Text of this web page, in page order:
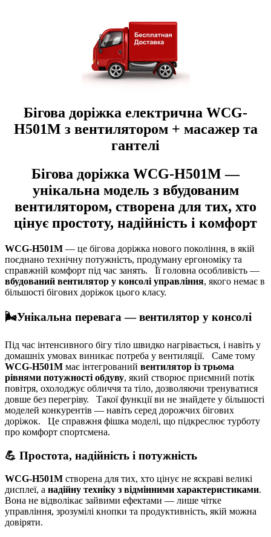
Бігова доріжка електрична WCG-
H501M з вентилятором + масажер та
гантелі
Бігова доріжка WCG-H501M —
унікальна модель з вбудованим
вентилятором, створена для тих, хто
цінує простоту, надійність і комфорт
WCG-H501M — це бігова доріжка нового покоління, в якій
поєднано технічну потужність, продуману ергономіку та
справжній комфорт під час занять. Її головна особливість —
вбудований вентилятор у консолі управління, якого немає в
більшості бігових доріжок цього класу.
🌬Унікальна перевага — вентилятор у консолі
Під час інтенсивного бігу тіло швидко нагрівається, і навіть у
домашніх умовах виникає потреба у вентиляції. Саме тому
WCG-H501M має інтегрований вентилятор із трьома
рівнями потужності обдуву, який створює приємний потік
повітря, охолоджує обличчя та тіло, дозволяючи тренуватися
довше без перегріву. Такої функції ви не знайдете у більшості
моделей конкурентів — навіть серед дорожчих бігових
доріжок. Це справжня фішка моделі, що підкреслює турботу
про комфорт спортсмена.
💪 Простота, надійність і потужність
WCG-H501M створена для тих, хто цінує не яскраві великі
дисплеї, а надійну техніку з відмінними характеристиками.
Вона не відволікає зайвими ефектами — лише чітке
управління, зрозумілі кнопки та продуктивність, якій можна
довіряти.